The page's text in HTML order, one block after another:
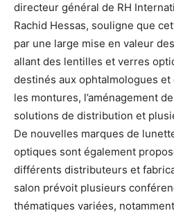
directeur général de RH
Rachid Hessas, souligne que
par une large mise en valeur
allant des lentilles et verres
destinés aux ophtalmologues
les montures, l’aménagement
solutions de distribution et
De nouvelles marques de
optiques sont également
différents distributeurs et
salon prévoit plusieurs
thématiques variées,